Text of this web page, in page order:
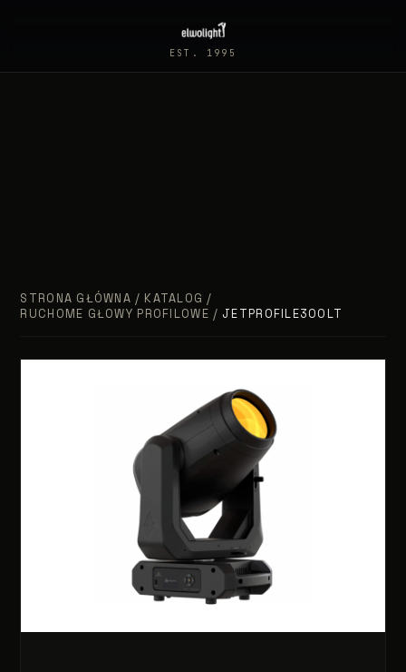
EST. 1995
STRONA GŁÓWNA / KATALOG /
RUCHOME GŁOWY PROFILOWE / JETPROFILE300LT